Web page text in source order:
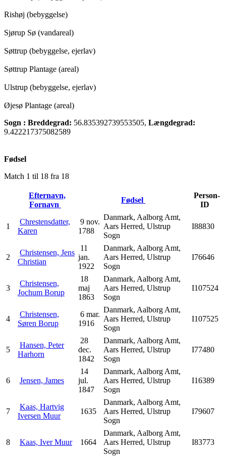
Rishøj (bebyggelse)
Sjørup Sø (vandareal)
Søttrup (bebyggelse, ejerlav)
Søttrup Plantage (areal)
Ulstrup (bebyggelse, ejerlav)
Øjesø Plantage (areal)
Sogn : Breddegrad: 56.835392739553505, Længdegrad:
9.422217375082589
Fødsel
Match 1 til 18 fra 18
Efternavn,
Fornavn
Fødsel
Person-
ID
1
Chrestensdatter,
Karen
9 nov.
1788
Danmark, Aalborg Amt,
Aars Herred, Ulstrup
Sogn
I88830
2
Christensen, Jens
Christian
11
jan.
1922
Danmark, Aalborg Amt,
Aars Herred, Ulstrup
Sogn
I76646
3
Christensen,
Jochum Borup
18
maj
1863
Danmark, Aalborg Amt,
Aars Herred, Ulstrup
Sogn
I107524
4
Christensen,
Søren Borup
6 mar.
1916
Danmark, Aalborg Amt,
Aars Herred, Ulstrup
Sogn
I107525
5
Hansen, Peter
Harhorn
28
dec.
1842
Danmark, Aalborg Amt,
Aars Herred, Ulstrup
Sogn
I77480
6 Jensen, James
14
jul.
1847
Danmark, Aalborg Amt,
Aars Herred, Ulstrup
Sogn
I16389
7
Kaas, Hartvig
Iversen Muur
1635
Danmark, Aalborg Amt,
Aars Herred, Ulstrup
Sogn
I79607
8 Kaas, Iver Muur 1664
Danmark, Aalborg Amt,
Aars Herred, Ulstrup
Sogn
I83773